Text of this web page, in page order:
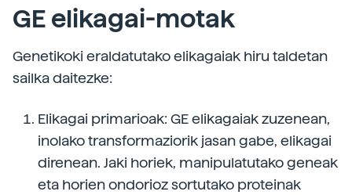
GE elikagai-motak
Genetikoki eraldatutako elikagaiak hiru taldetan
sailka daitezke:
Elikagai primarioak: GE elikagaiak zuzenean,
inolako transformaziorik jasan gabe, elikagai
direnean. Jaki horiek, manipulatutako geneak
eta horien ondorioz sortutako proteinak